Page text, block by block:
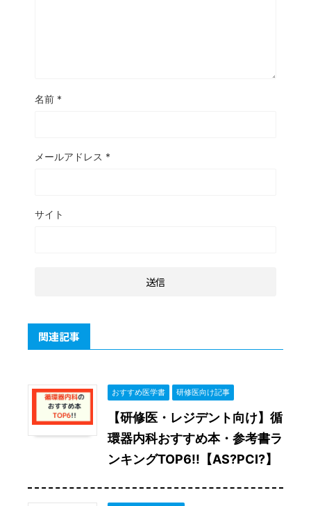
名前 *
メールアドレス *
サイト
関連記事
おすすめ医学書 研修医向け記事
【研修医・レジデント向け】循
環器内科おすすめ本・参考書ラ
ンキングTOP6!!【AS?PCI?】